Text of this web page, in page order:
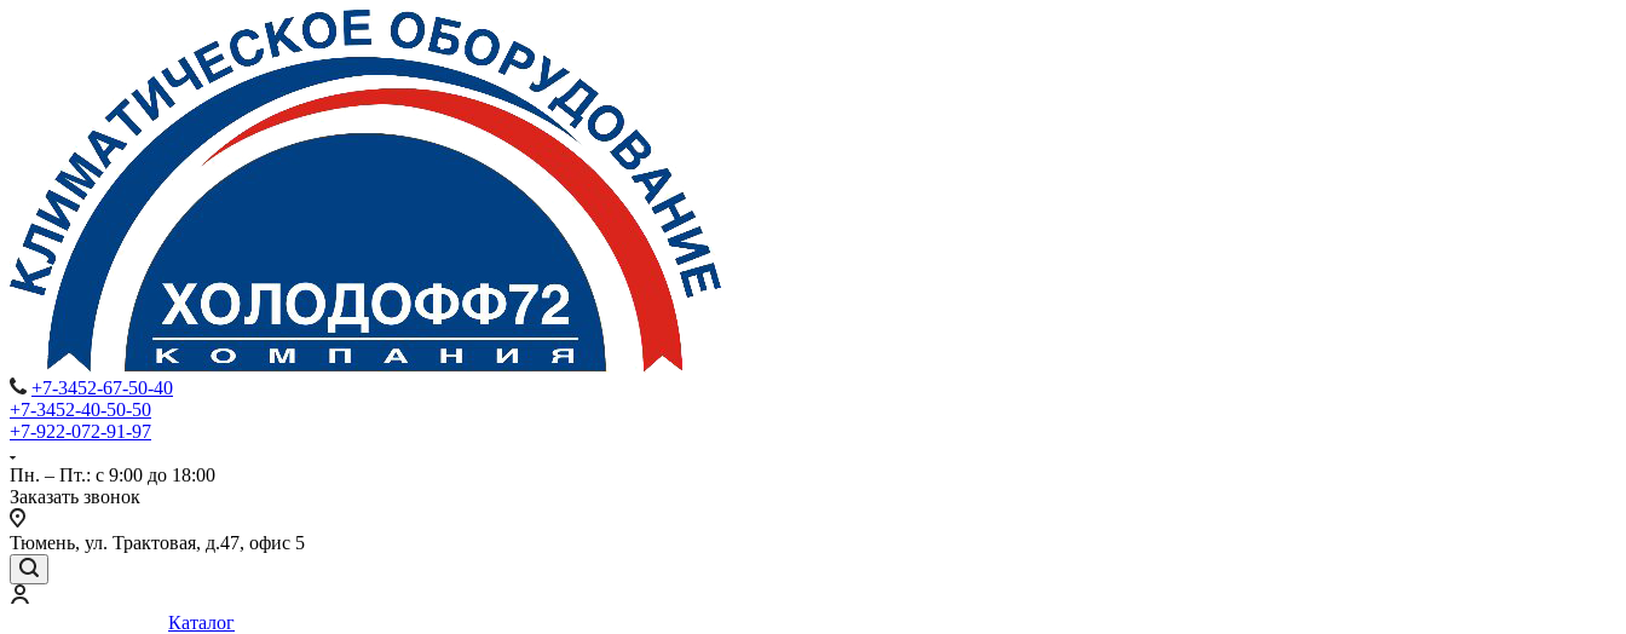
+7-3452-67-50-40
+7-3452-40-50-50
+7-922-072-91-97
Пн. – Пт.: с 9:00 до 18:00
Заказать звонок
Тюмень, ул. Трактовая, д.47, офис 5
Каталог